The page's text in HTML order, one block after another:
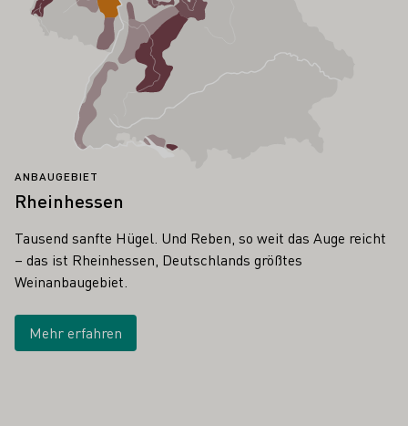
ANBAUGEBIET
Rheinhessen
Tausend sanfte Hügel. Und Reben, so weit das Auge reicht
– das ist Rheinhessen, Deutschlands größtes
Weinanbaugebiet.
Mehr erfahren